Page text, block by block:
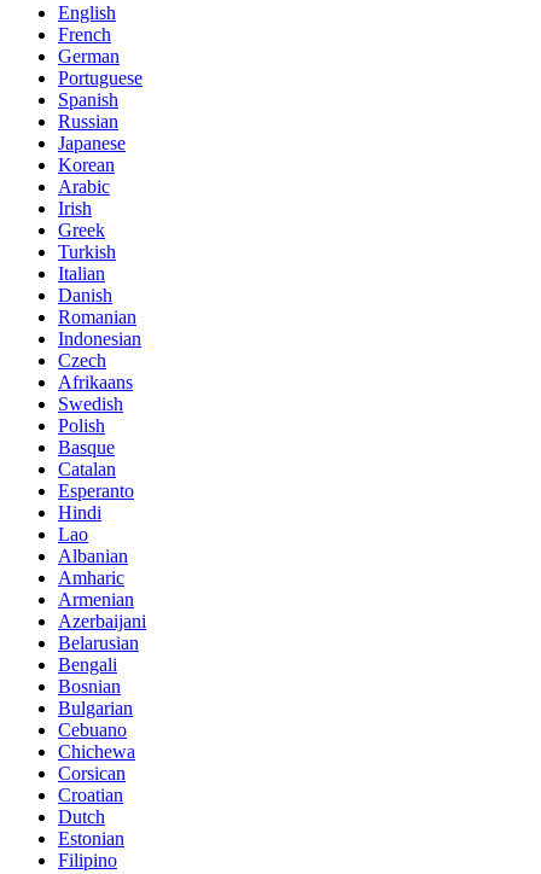
English
French
German
Portuguese
Spanish
Russian
Japanese
Korean
Arabic
Irish
Greek
Turkish
Italian
Danish
Romanian
Indonesian
Czech
Afrikaans
Swedish
Polish
Basque
Catalan
Esperanto
Hindi
Lao
Albanian
Amharic
Armenian
Azerbaijani
Belarusian
Bengali
Bosnian
Bulgarian
Cebuano
Chichewa
Corsican
Croatian
Dutch
Estonian
Filipino